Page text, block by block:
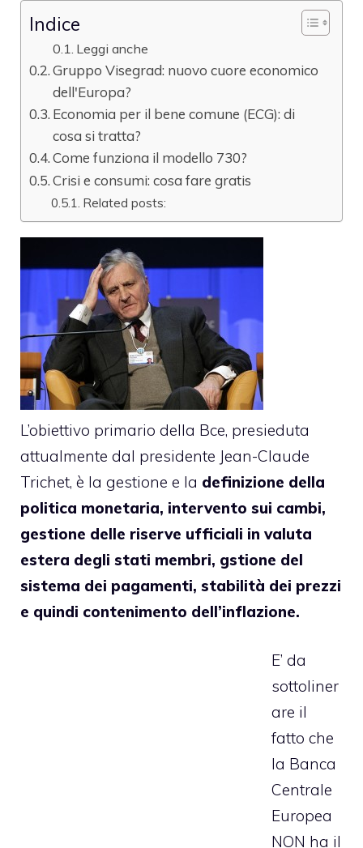
Indice
Leggi anche
Gruppo Visegrad: nuovo cuore economico
dell'Europa?
Economia per il bene comune (ECG): di
cosa si tratta?
Come funziona il modello 730?
Crisi e consumi: cosa fare gratis
Related posts:
L’obiettivo primario della Bce, presieduta
attualmente dal presidente Jean-Claude
Trichet, è la gestione e la definizione della
politica monetaria, intervento sui cambi,
gestione delle riserve ufficiali in valuta
estera degli stati membri, gstione del
sistema dei pagamenti, stabilità dei prezzi
e quindi contenimento dell’inflazione.
E’ da
sottoliner
are il
fatto che
la Banca
Centrale
Europea
NON ha il